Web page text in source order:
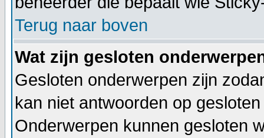
Terug naar boven
Wat zijn gesloten
Gesloten onderwerpen zijn
kan niet antwoorden op
Onderwerpen kunnen gesloten